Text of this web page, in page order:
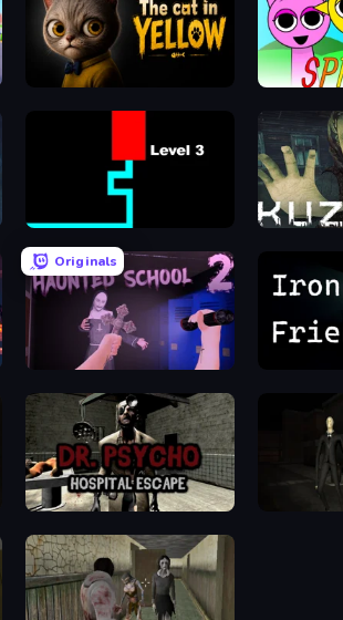
The Cat in Yellow Sprunki
Scary Maze Kuzbass
Originals
Haunted School 2
Dr. Psycho: Hospital Escape